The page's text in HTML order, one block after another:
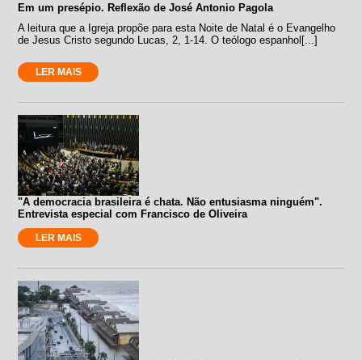
Em um presépio. Reflexão de José Antonio Pagola
A leitura que a Igreja propõe para esta Noite de Natal é o Evangelho
de Jesus Cristo segundo Lucas, 2, 1-14. O teólogo espanhol[...]
LER MAIS
"A democracia brasileira é chata. Não entusiasma ninguém".
Entrevista especial com Francisco de Oliveira
LER MAIS